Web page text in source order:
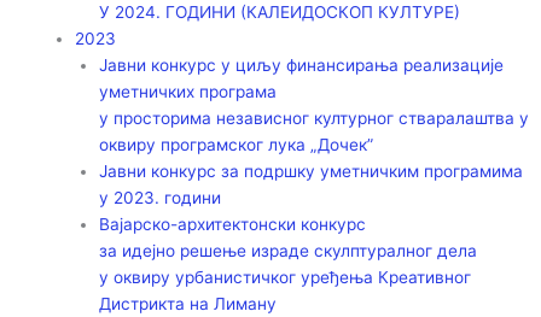
У 2024. ГОДИНИ (КАЛЕИДОСКОП КУЛТУРЕ)
2023
Јавни конкурс у циљу финансирања реализације
уметничких програма
у просторима независног културног стваралаштва у
оквиру програмског лука „Дочек”
Јавни конкурс за подршку уметничким програмима
у 2023. години
Вајарско-архитектонски конкурс
за идејно решење израде скулптуралног дела
у оквиру урбанистичког уређења Креативног
Дистрикта на Лиману